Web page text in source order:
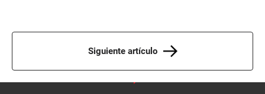
Siguiente artículo